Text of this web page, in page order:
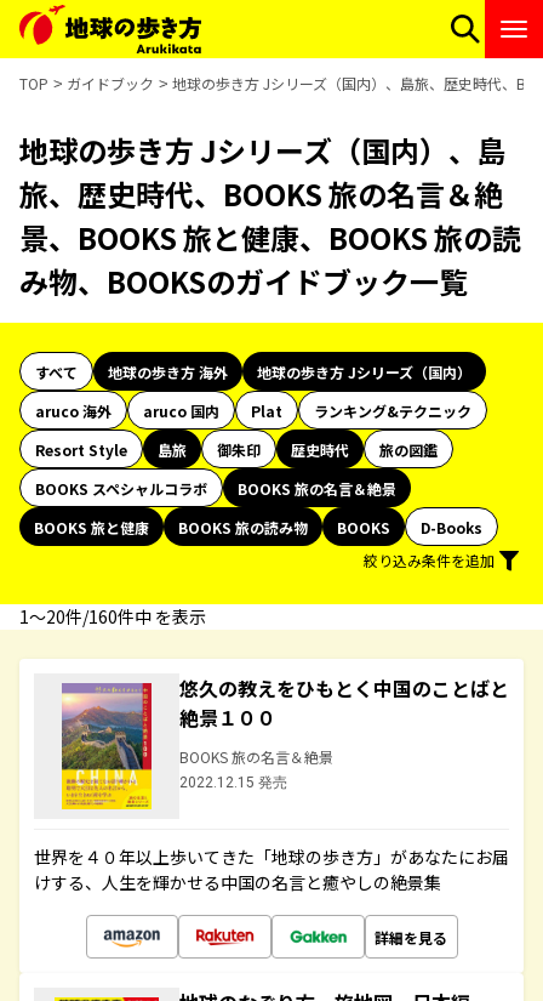
TOP ガイドブック 地球の歩き方 Jシリーズ（国内）、島旅、歴史時代、
地球の歩き方 Jシリーズ（国内）、島
旅、歴史時代、BOOKS 旅の名言＆絶
景、BOOKS 旅と健康、BOOKS 旅の読
み物、BOOKSのガイドブック一覧
すべて 地球の歩き方 海外
地球の歩き方 Jシリーズ（国内）
aruco 海外
aruco 国内 Plat
ランキング&テクニック
Resort Style
島旅 御朱印 歴史時代
旅の図鑑
BOOKS スペシャルコラボ
BOOKS 旅の名言＆絶景
BOOKS 旅と健康
BOOKS 旅の読み物 BOOKS
D-Books
絞り込み条件を追加
1〜20件/160件中 を表示
悠久の教えをひもとく中国のことばと
絶景１００
BOOKS 旅の名言＆絶景
2022.12.15 発売
世界を４０年以上歩いてきた「地球の歩き方」があなたにお届
けする、人生を輝かせる中国の名言と癒やしの絶景集
詳細を見る